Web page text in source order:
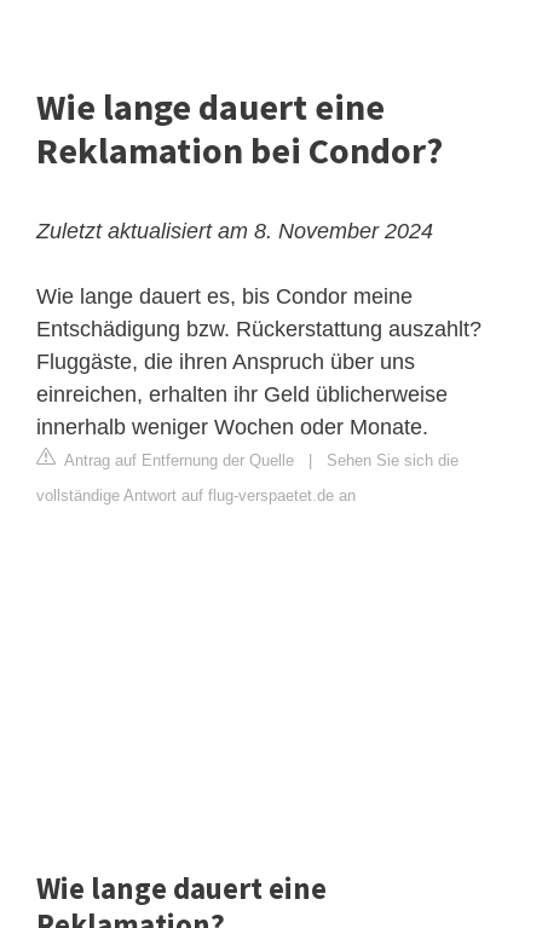
Wie lange dauert eine
Reklamation bei Condor?
Zuletzt aktualisiert am 8. November 2024
Wie lange dauert es, bis Condor meine
Entschädigung bzw. Rückerstattung auszahlt?
Fluggäste, die ihren Anspruch über uns
einreichen, erhalten ihr Geld üblicherweise
innerhalb weniger Wochen oder Monate.
Antrag auf Entfernung der Quelle
Sehen Sie sich die
vollständige Antwort auf flug-verspaetet.de an
Wie lange dauert eine